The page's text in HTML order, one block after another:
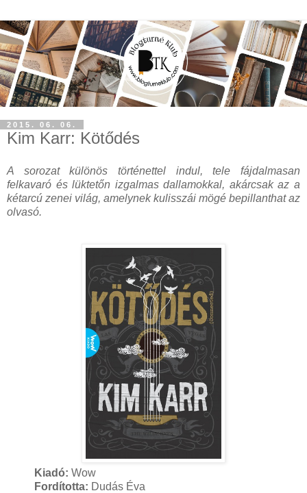
2015. 06. 06.
Kim Karr: Kötődés
A sorozat különös történettel indul, tele fájdalmasan
felkavaró és lüktetőn izgalmas dallamokkal, akárcsak az a
kétarcú zenei világ, amelynek kulisszái mögé bepillanthat az
olvasó.
Kiadó: Wow
Fordította: Dudás Éva